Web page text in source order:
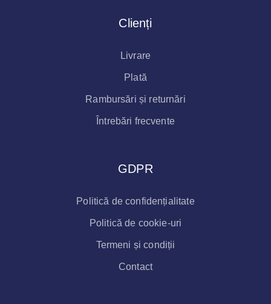
Clienți
Livrare
Plată
Rambursări și returnări
Întrebări frecvente
GDPR
Politică de confidențialitate
Politică de cookie-uri
Termeni și condiții
Contact